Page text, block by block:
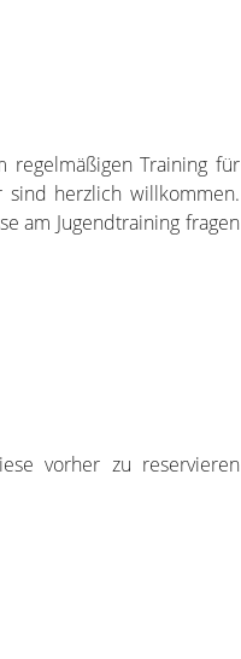
Training für
herzlich willkommen.
am Jugendtraining fragen
vorher zu reservieren